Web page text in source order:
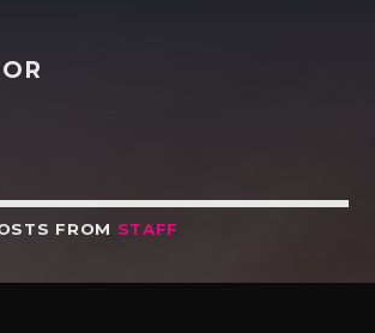
FROM STAFF